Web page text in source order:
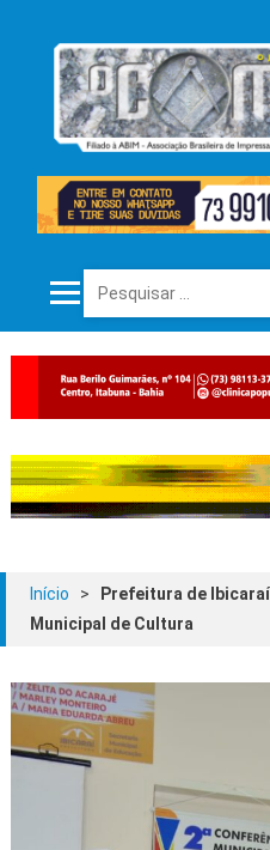
Pesquisar por:
Início >
Prefeitura de
Municipal de Cultura